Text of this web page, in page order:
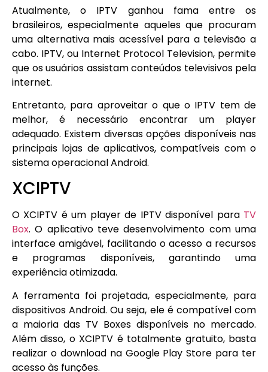
Atualmente, o IPTV ganhou fama entre os
brasileiros, especialmente aqueles que procuram
uma alternativa mais acessível para a televisão a
cabo. IPTV, ou Internet Protocol Television, permite
que os usuários assistam conteúdos televisivos pela
internet.
Entretanto, para aproveitar o que o IPTV tem de
melhor, é necessário encontrar um player
adequado. Existem diversas opções disponíveis nas
principais lojas de aplicativos, compatíveis com o
sistema operacional Android.
XCIPTV
O XCIPTV é um player de IPTV disponível para TV
Box. O aplicativo teve desenvolvimento com uma
interface amigável, facilitando o acesso a recursos
e programas disponíveis, garantindo uma
experiência otimizada.
A ferramenta foi projetada, especialmente, para
dispositivos Android. Ou seja, ele é compatível com
a maioria das TV Boxes disponíveis no mercado.
Além disso, o XCIPTV é totalmente gratuito, basta
realizar o download na Google Play Store para ter
acesso às funções.